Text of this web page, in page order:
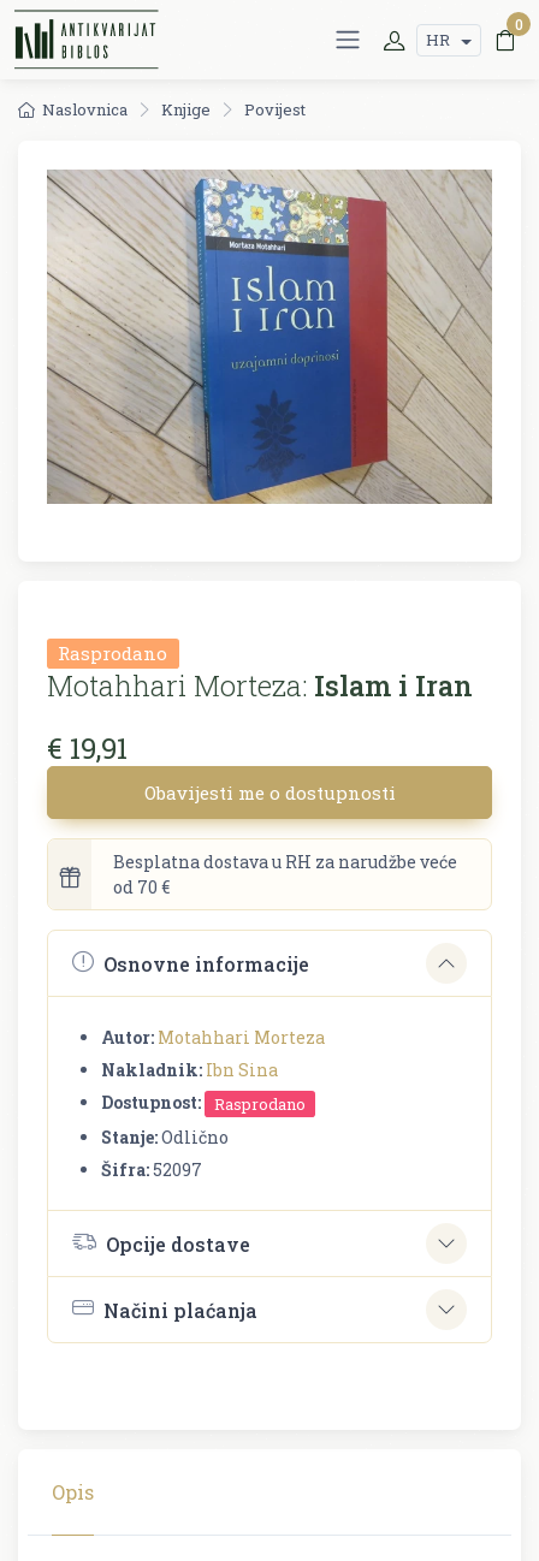
HR
0
Naslovnica Knjige Povijest
Rasprodano
Motahhari Morteza: Islam i Iran
€ 19,91
Obavijesti me o dostupnosti
Besplatna dostava u RH za narudžbe veće
od 70 €
Osnovne informacije
Autor: Motahhari Morteza
Nakladnik: Ibn Sina
Dostupnost:
Rasprodano
Stanje:Odlično
Šifra:52097
Opcije dostave
Načini plaćanja
Opis